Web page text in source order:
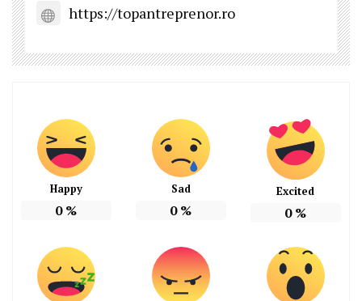
https://topantreprenor.ro
Happy
0%
Sad
0%
Excited
0%